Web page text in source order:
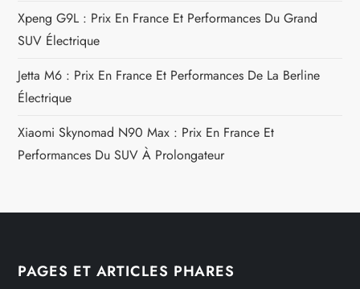
Xpeng G9L : Prix En France Et Performances Du Grand
SUV Électrique
Jetta M6 : Prix En France Et Performances De La Berline
Électrique
Xiaomi Skynomad N90 Max : Prix En France Et
Performances Du SUV À Prolongateur
PAGES ET ARTICLES PHARES